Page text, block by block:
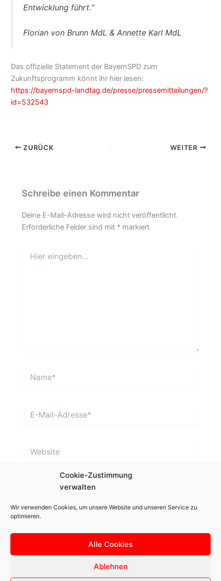
Cookie-Zustimmung
verwalten
Wir verwenden Cookies, um unsere Website und unseren Service zu
optimieren.
Alle Cookies
Ablehnen
Entwicklung führt.“
Florian von Brunn MdL & Annette Karl MdL
Das offizielle Statement der BayernSPD zum
Zukunftsprogramm könnt ihr hier lesen:
https://bayernspd-landtag.de/presse/pressemitteilungen/?
id=532543
ZURÜCK WEITER
Schreibe einen Kommentar
Deine E-Mail-Adresse wird nicht veröffentlicht.
Erforderliche Felder sind mit * markiert
eingeben…
Mail-